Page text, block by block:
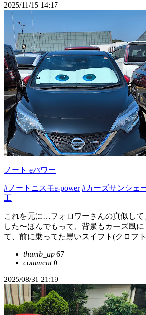
2025/11/15 14:17
ノート eパワー
#ノートニスモe-power #カーズサンシェ
工
これを元に…フォロワーさんの真似して
した〜ほんでもって、背景もカーズ風
て、前に乗ってた黒いスイフト(クロフ
thumb_up 67
comment0
2025/08/31 21:19